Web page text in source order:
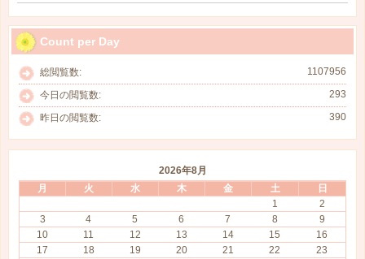
Count per Day
1107956
総閲覧数:
293
今日の閲覧数:
390
昨日の閲覧数:
2026年8月
月
火 水 木 金 土 日
1
2
3
4 5 6 7 8
9
10
11 12 13 14 15
16
17
18 19 20 21 22
23